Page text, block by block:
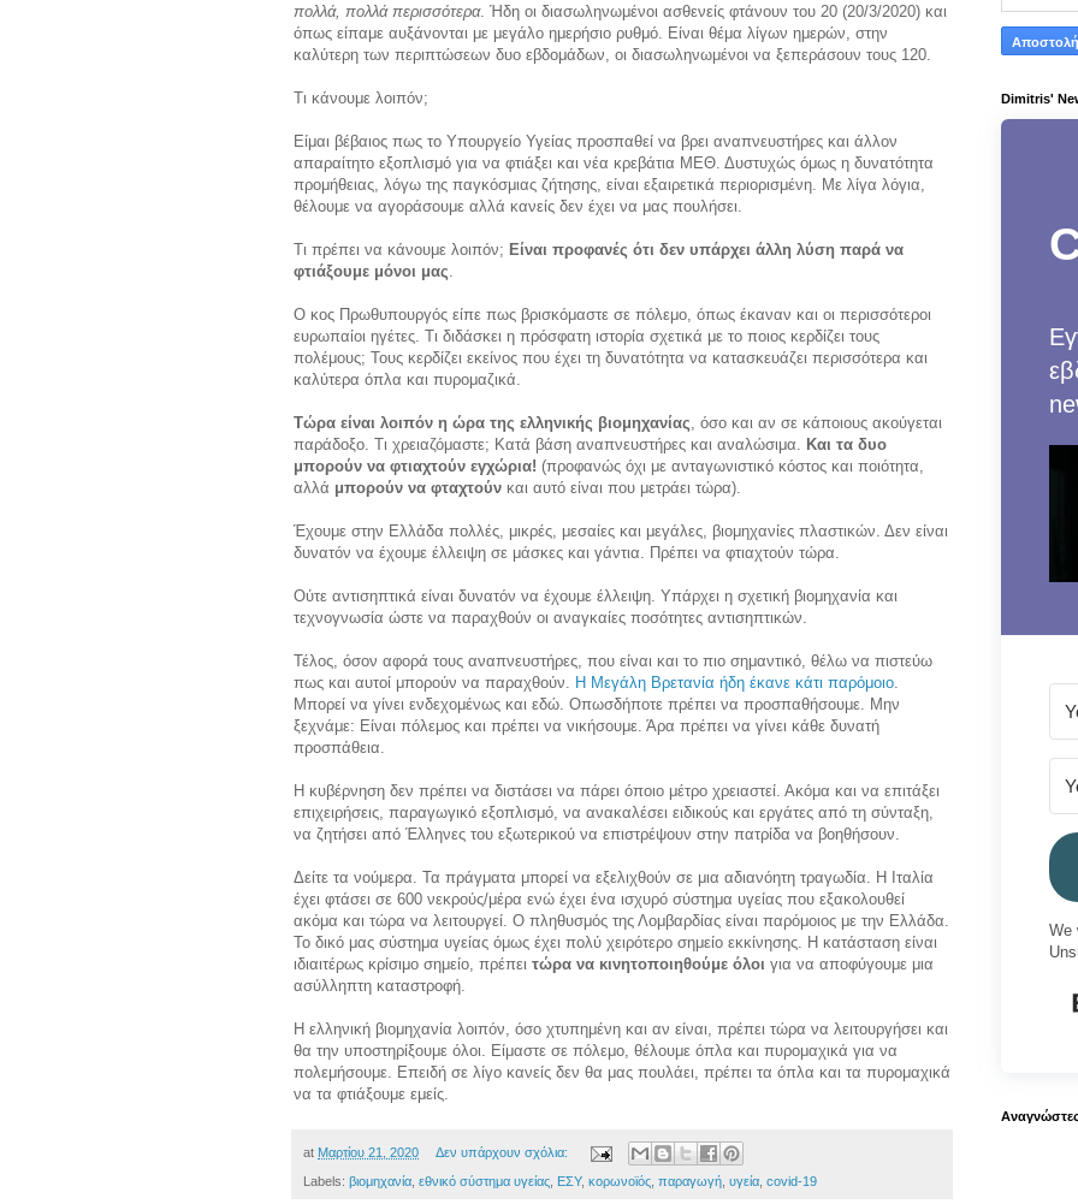
πολλά, πολλά περισσότερα. Ήδη οι διασωληνωμένοι ασθενείς φτάνουν του 20 (20/3/2020) και
όπως είπαμε αυξάνονται με μεγάλο ημερήσιο ρυθμό. Είναι θέμα λίγων ημερών, στην
καλύτερη των περιπτώσεων δυο εβδομάδων, οι διασωληνωμένοι να ξεπεράσουν τους 120.
Τι κάνουμε λοιπόν;
Είμαι βέβαιος πως το Υπουργείο Υγείας προσπαθεί να βρει αναπνευστήρες και άλλον
απαραίτητο εξοπλισμό για να φτιάξει και νέα κρεβάτια ΜΕΘ. Δυστυχώς όμως η δυνατότητα
προμήθειας, λόγω της παγκόσμιας ζήτησης, είναι εξαιρετικά περιορισμένη. Με λίγα λόγια,
θέλουμε να αγοράσουμε αλλά κανείς δεν έχει να μας πουλήσει.
Τι πρέπει να κάνουμε λοιπόν; Είναι προφανές ότι δεν υπάρχει άλλη λύση παρά να
φτιάξουμε μόνοι μας
Ο κος Πρωθυπουργός είπε πως βρισκόμαστε σε πόλεμο, όπως έκαναν και οι περισσότεροι
ευρωπαίοι ηγέτες. Τι διδάσκει η πρόσφατη ιστορία σχετικά με το ποιος κερδίζει τους
πολέμους; Τους κερδίζει εκείνος που έχει τη δυνατότητα να κατασκευάζει περισσότερα και
καλύτερα όπλα και πυρομαζικά.
Τώρα είναι λοιπόν η ώρα της ελληνικής βιομηχανίας , όσο και αν σε κάποιους ακούγεται
παράδοξο. Τι χρειαζόμαστε; Κατά βάση αναπνευστήρες και αναλώσιμα.
Και τα δυο
μπορούν να φτιαχτούν εγχώρια! (προφανώς όχι με ανταγωνιστικό κόστος και ποιότητα,
αλλά μπορούν να φταχτούν και αυτό είναι που μετράει τώρα).
Έχουμε στην Ελλάδα πολλές, μικρές, μεσαίες και μεγάλες, βιομηχανίες πλαστικών. Δεν είναι
δυνατόν να έχουμε έλλειψη σε μάσκες και γάντια. Πρέπει να φτιαχτούν τώρα.
Ούτε αντισηπτικά είναι δυνατόν να έχουμε έλλειψη. Υπάρχει η σχετική βιομηχανία και
τεχνογνωσία ώστε να παραχθούν οι αναγκαίες ποσότητες αντισηπτικών.
Τέλος, όσον αφορά τους αναπνευστήρες, που είναι και το πιο σημαντικό, θέλω να πιστεύω
πως και αυτοί μπορούν να παραχθούν.
Η Μεγάλη Βρετανία ήδη έκανε κάτι παρόμοιο
Μπορεί να γίνει ενδεχομένως και εδώ. Οπωσδήποτε πρέπει να προσπαθήσουμε. Μην
ξεχνάμε: Είναι πόλεμος και πρέπει να νικήσουμε. Άρα πρέπει να γίνει κάθε δυνατή
προσπάθεια.
Η κυβέρνηση δεν πρέπει να διστάσει να πάρει όποιο μέτρο χρειαστεί. Ακόμα και να επιτάξει
επιχειρήσεις, παραγωγικό εξοπλισμό, να ανακαλέσει ειδικούς και εργάτες από τη σύνταξη,
να ζητήσει από Έλληνες του εξωτερικού να επιστρέψουν στην πατρίδα να βοηθήσουν.
Δείτε τα νούμερα. Τα πράγματα μπορεί να εξελιχθούν σε μια αδιανόητη τραγωδία. Η Ιταλία
έχει φτάσει σε 600 νεκρούς/μέρα ενώ έχει ένα ισχυρό σύστημα υγείας που εξακολουθεί
ακόμα και τώρα να λειτουργεί. Ο πληθυσμός της Λομβαρδίας είναι παρόμοιος με την Ελλάδα.
Το δικό μας σύστημα υγείας όμως έχει πολύ χειρότερο σημείο εκκίνησης. Η κατάσταση είναι
ιδιαιτέρως κρίσιμο σημείο, πρέπει τώρα να κινητοποιηθούμε όλοι για να αποφύγουμε μια
ασύλληπτη καταστροφή.
Η ελληνική βιομηχανία λοιπόν, όσο χτυπημένη και αν είναι, πρέπει τώρα να λειτουργήσει και
θα την υποστηρίξουμε όλοι. Είμαστε σε πόλεμο, θέλουμε όπλα και πυρομαχικά για να
πολεμήσουμε. Επειδή σε λίγο κανείς δεν θα μας πουλάει, πρέπει τα όπλα και τα πυρομαχικά
να τα φτιάξουμε εμείς.
at Μαρτίου 21, 2020 Δεν υπάρχουν σχόλια:
Labels: βιομηχανία εθνικό σύστημα υγείας ΕΣΥ, κορωνοϊός παραγωγή υγεία covid-19
Dimitris'
We
Αναγνώστες